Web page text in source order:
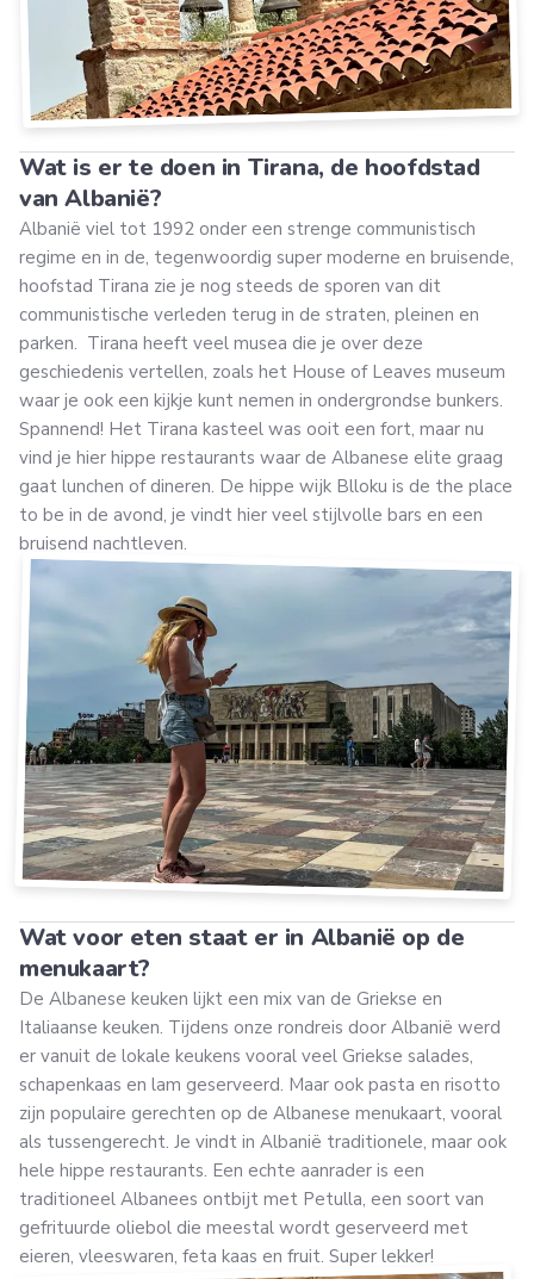
Wat is er te doen in Tirana, de hoofdstad
van Albanië?
Albanië viel tot 1992 onder een strenge communistisch
regime en in de, tegenwoordig super moderne en bruisende,
hoofstad Tirana zie je nog steeds de sporen van dit
communistische verleden terug in de straten, pleinen en
parken. Tirana heeft veel musea die je over deze
geschiedenis vertellen, zoals het House of Leaves museum
waar je ook een kijkje kunt nemen in ondergrondse bunkers.
Spannend! Het Tirana kasteel was ooit een fort, maar nu
vind je hier hippe restaurants waar de Albanese elite graag
gaat lunchen of dineren. De hippe wijk Blloku is de the place
to be in de avond, je vindt hier veel stijlvolle bars en een
bruisend nachtleven.
Wat voor eten staat er in Albanië op de
menukaart?
De Albanese keuken lijkt een mix van de Griekse en
Italiaanse keuken. Tijdens onze rondreis door Albanië werd
er vanuit de lokale keukens vooral veel Griekse salades,
schapenkaas en lam geserveerd. Maar ook pasta en risotto
zijn populaire gerechten op de Albanese menukaart, vooral
als tussengerecht. Je vindt in Albanië traditionele, maar ook
hele hippe restaurants. Een echte aanrader is een
traditioneel Albanees ontbijt met Petulla, een soort van
gefrituurde oliebol die meestal wordt geserveerd met
eieren, vleeswaren, feta kaas en fruit. Super lekker!